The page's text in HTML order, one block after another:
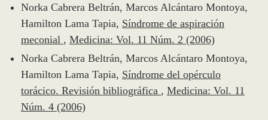
Norka Cabrera Beltrán, Marcos Alcántaro Montoya,
Hamilton Lama Tapia, Síndrome de aspiración
meconial , Medicina: Vol. 11 Núm. 2 (2006)
Norka Cabrera Beltrán, Marcos Alcántaro Montoya,
Hamilton Lama Tapia, Síndrome del opérculo
torácico. Revisión bibliográfica , Medicina: Vol. 11
Núm. 4 (2006)